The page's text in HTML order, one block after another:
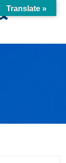
Translate »